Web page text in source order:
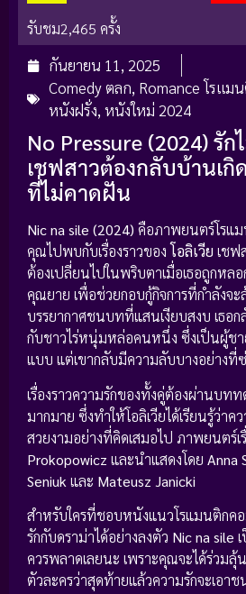
รับชม2,465 ครั้ง
กันยายน 11, 2025
Comedy ตลก, Romance โรแม
หนังฝรั่ง, หนังใหม่ 2024
No Pressure (2024) รั
เชฟสาวต้องกลับบ้านเ
ที่ไม่คาดฝัน
Nic na sile (2024) คือภาพยนตร์โรแ
คุณไปพบกับเรื่องราวของ โอลิเวีย เชฟ
ต้องเปลี่ยนไปในพริบตาเมื่อเธอถูกหล
คุณยาย เพื่อช่วยกอบกู้กิจการที่กำลังจ
บรรยากาศชนบทที่แสนเงียบสงบ เธอ
กับชาวไร่หนุ่มหล่อคนหนึ่ง ซึ่งเป็นผู้ช
แบบ แต่เขากลับมีความลับบางอย่างที่
เรื่องราวความรักของทั้งคู่ต้องผ่านบท
มากมาย ซึ่งทำให้โอลิเวียได้เรียนรู้ว่าค
สวยงามอย่างที่คิดเสมอไป ภาพยนตร์เ
Prokopowicz และนำแสดงโดย Anna
Seniuk และ Mateusz Janicki
สำหรับใครที่ชอบหนังแนวโรแมนติกค
รักกับดราม่าได้อย่างลงตัว Nic na sile
ควรพลาดเลยนะ เพราะคุณจะได้ร่วมลุ้
ตัวละครว่าสุดท้ายแล้วความรักจะเอาช